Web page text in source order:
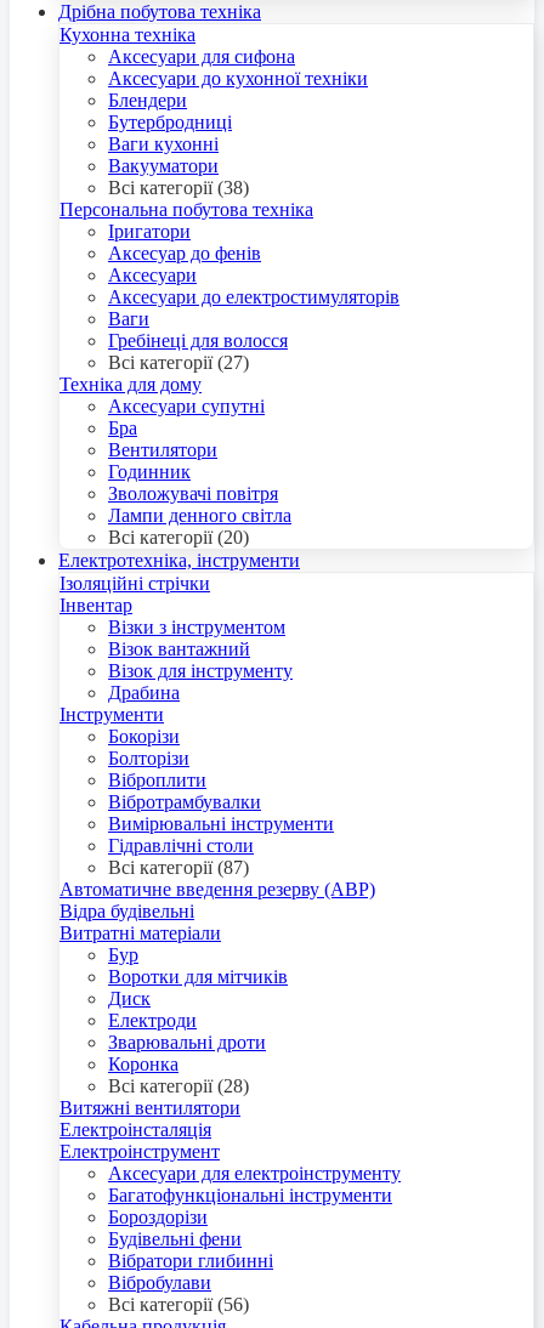
Дрібна побутова техніка
Кухонна техніка
Аксесуари для сифона
Аксесуари до кухонної техніки
Блендери
Бутербродниці
Ваги кухонні
Вакууматори
Всі категорії (38)
Персональна побутова техніка
Іригатори
Аксесуар до фенів
Аксесуари
Аксесуари до електростимуляторів
Ваги
Гребінеці для волосся
Всі категорії (27)
Техніка для дому
Аксесуари супутні
Бра
Вентилятори
Годинник
Зволожувачі повітря
Лампи денного світла
Всі категорії (20)
Електротехніка, інструменти
Ізоляційні стрічки
Інвентар
Візки з інструментом
Візок вантажний
Візок для інструменту
Драбина
Інструменти
Бокорізи
Болторізи
Віброплити
Вібротрамбувалки
Вимірювальні інструменти
Гідравлічні столи
Всі категорії (87)
Автоматичне введення резерву (АВР)
Відра будівельні
Витратні матеріали
Бур
Воротки для мітчиків
Диск
Електроди
Зварювальні дроти
Коронка
Всі категорії (28)
Витяжні вентилятори
Електроінсталяція
Електроінструмент
Аксесуари для електроінструменту
Багатофункціональні інструменти
Бороздорізи
Будівельні фени
Вібратори глибинні
Вібробулави
Всі категорії (56)